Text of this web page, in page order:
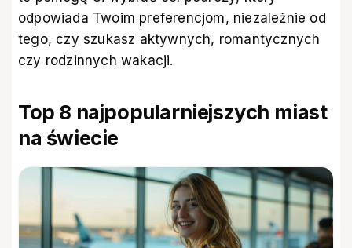
odpowiada Twoim preferencjom, niezależnie od
tego, czy szukasz aktywnych, romantycznych
czy rodzinnych wakacji.
Top 8 najpopularniejszych miast
na świecie